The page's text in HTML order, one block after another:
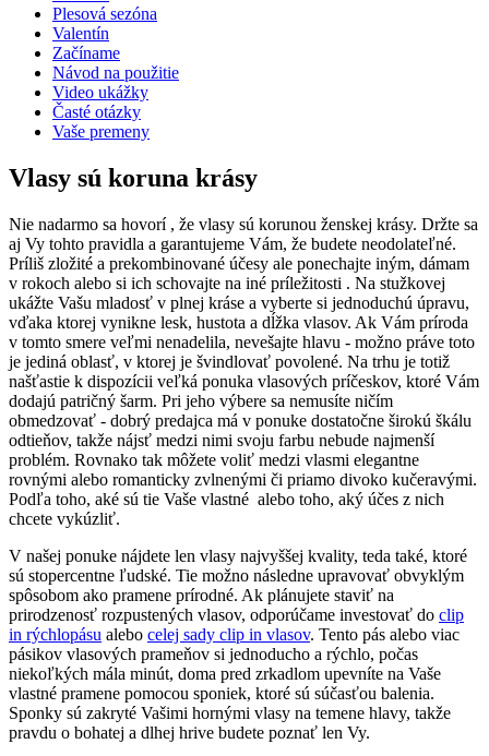
Plesová sezóna
Valentín
Začíname
Návod na použitie
Video ukážky
Časté otázky
Vaše premeny
Vlasy sú koruna krásy
Nie nadarmo sa hovorí , že vlasy sú korunou ženskej krásy. Držte sa
aj Vy tohto pravidla a garantujeme Vám, že budete neodolateľné.
Príliš zložité a prekombinované účesy ale ponechajte iným, dámam
v rokoch alebo si ich schovajte na iné príležitosti . Na stužkovej
ukážte Vašu mladosť v plnej kráse a vyberte si jednoduchú úpravu,
vďaka ktorej vynikne lesk, hustota a dĺžka vlasov. Ak Vám príroda
v tomto smere veľmi nenadelila, nevešajte hlavu - možno práve toto
je jediná oblasť, v ktorej je švindlovať povolené. Na trhu je totiž
našťastie k dispozícii veľká ponuka vlasových príčeskov, ktoré Vám
dodajú patričný šarm. Pri jeho výbere sa nemusíte ničím
obmedzovať - dobrý predajca má v ponuke dostatočne širokú škálu
odtieňov, takže nájsť medzi nimi svoju farbu nebude najmenší
problém. Rovnako tak môžete voliť medzi vlasmi elegantne
rovnými alebo romanticky zvlnenými či priamo divoko kučeravými.
Podľa toho, aké sú tie Vaše vlastné alebo toho, aký účes z nich
chcete vykúzliť.
V našej ponuke nájdete len vlasy najvyššej kvality, teda také, ktoré
sú stopercentne ľudské. Tie možno následne upravovať obvyklým
spôsobom ako pramene prírodné. Ak plánujete staviť na
prirodzenosť rozpustených vlasov, odporúčame investovať do clip
in rýchlopásu alebo celej sady clip in vlasov. Tento pás alebo viac
pásikov vlasových prameňov si jednoducho a rýchlo, počas
niekoľkých mála minút, doma pred zrkadlom upevníte na Vaše
vlastné pramene pomocou sponiek, ktoré sú súčasťou balenia.
Sponky sú zakryté Vašimi hornými vlasy na temene hlavy, takže
pravdu o bohatej a dlhej hrive budete poznať len Vy.